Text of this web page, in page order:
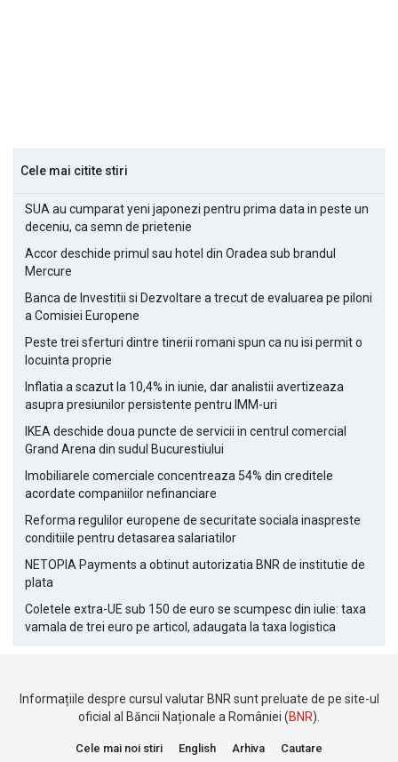
Cele mai citite stiri
SUA au cumparat yeni japonezi pentru prima data in peste un
deceniu, ca semn de prietenie
Accor deschide primul sau hotel din Oradea sub brandul
Mercure
Banca de Investitii si Dezvoltare a trecut de evaluarea pe piloni
a Comisiei Europene
Peste trei sferturi dintre tinerii romani spun ca nu isi permit o
locuinta proprie
Inflatia a scazut la 10,4% in iunie, dar analistii avertizeaza
asupra presiunilor persistente pentru IMM-uri
IKEA deschide doua puncte de servicii in centrul comercial
Grand Arena din sudul Bucurestiului
Imobiliarele comerciale concentreaza 54% din creditele
acordate companiilor nefinanciare
Reforma regulilor europene de securitate sociala inaspreste
conditiile pentru detasarea salariatilor
NETOPIA Payments a obtinut autorizatia BNR de institutie de
plata
Coletele extra-UE sub 150 de euro se scumpesc din iulie: taxa
vamala de trei euro pe articol, adaugata la taxa logistica
Informațiile despre cursul valutar BNR sunt preluate de pe site-ul
oficial al Băncii Naționale a României (BNR).
Cele mai noi stiri English Arhiva Cautare